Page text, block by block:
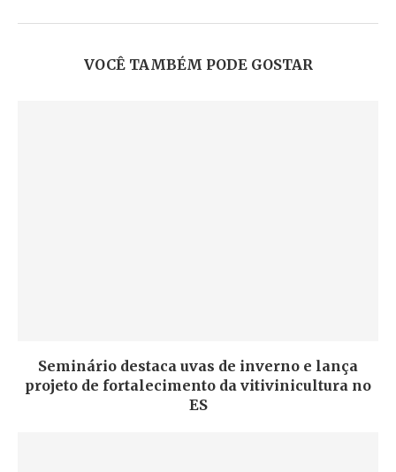
VOCÊ TAMBÉM PODE GOSTAR
Seminário destaca uvas de inverno e lança
projeto de fortalecimento da vitivinicultura no
ES